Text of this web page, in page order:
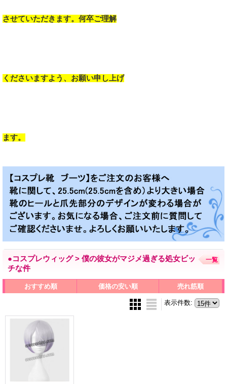
させていただきます。何卒ご理解
くださいますよう、お願い申し上げ
ます。
●コスプレウィッグ > 僕の彼女がマジメ過ぎる処女ビッ
チな件
一覧
おすすめ順 価格の安い順 売れ筋順
表示件数: